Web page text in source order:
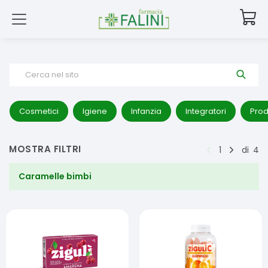
Cerca nel sito
Cosmetici Igiene Infanzia Integratori
MOSTRA FILTRI 1 di 4
Caramelle bimbi